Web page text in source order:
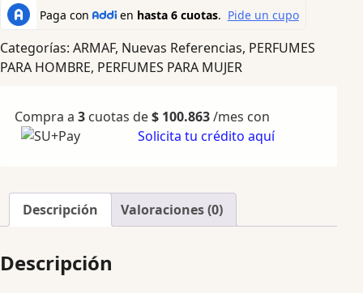
Categorías: ARMAF, Nuevas Referencias, PERFUMES
PARA HOMBRE, PERFUMES PARA MUJER
Compra a 3 cuotas de$ 100.863/mes con
Solicita tu crédito aquí
Descripción Valoraciones (0)
Descripción